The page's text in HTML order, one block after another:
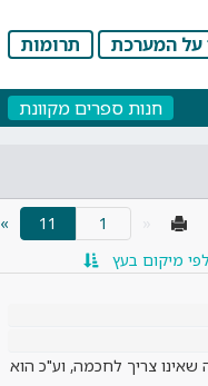
על המערכת תרומות
חנות ספרים מקוונת
11
»
לפי מיקום בעץ
צריך לחכמה, וע"כ הוא